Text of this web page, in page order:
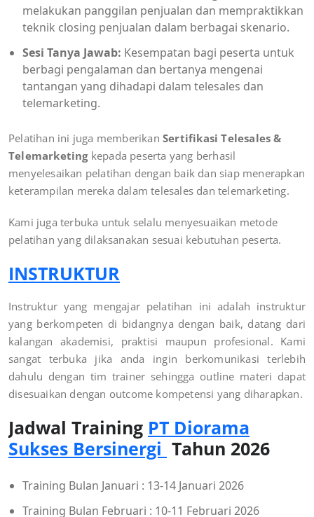
melakukan panggilan penjualan dan mempraktikkan
teknik closing penjualan dalam berbagai skenario.
Sesi Tanya Jawab: Kesempatan bagi peserta untuk
berbagi pengalaman dan bertanya mengenai
tantangan yang dihadapi dalam telesales dan
telemarketing.
Pelatihan ini juga memberikan Sertifikasi Telesales &
Telemarketingkepada peserta yang berhasil
menyelesaikan pelatihan dengan baik dan siap menerapkan
keterampilan mereka dalam telesales dan telemarketing.
Kami juga terbuka untuk selalu menyesuaikan metode
pelatihan yang dilaksanakan sesuai kebutuhan peserta.
INSTRUKTUR
Instruktur yang mengajar pelatihan ini adalah instruktur
yang berkompeten di bidangnya dengan baik, datang dari
kalangan akademisi, praktisi maupun profesional. Kami
sangat terbuka jika anda ingin berkomunikasi terlebih
dahulu dengan tim trainer sehingga outline materi dapat
disesuaikan dengan outcome kompetensi yang diharapkan.
Jadwal Training PT Diorama
Sukses Bersinergi Tahun 2026
Training Bulan Januari : 13-14 Januari 2026
Training Bulan Februari : 10-11 Februari 2026